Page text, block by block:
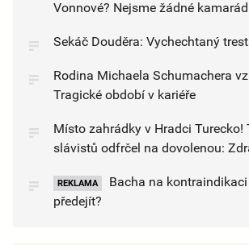
Vonnové? Nejsme žádné
Sekáč Douděra: Vychechtaný
Rodina Michaela Schumachera
Tragické období v kariéře
Místo zahrádky v Hradci Turecko!
slávistů odfrčel na dovolenou:
REKLAMA
Bacha na
předejít?